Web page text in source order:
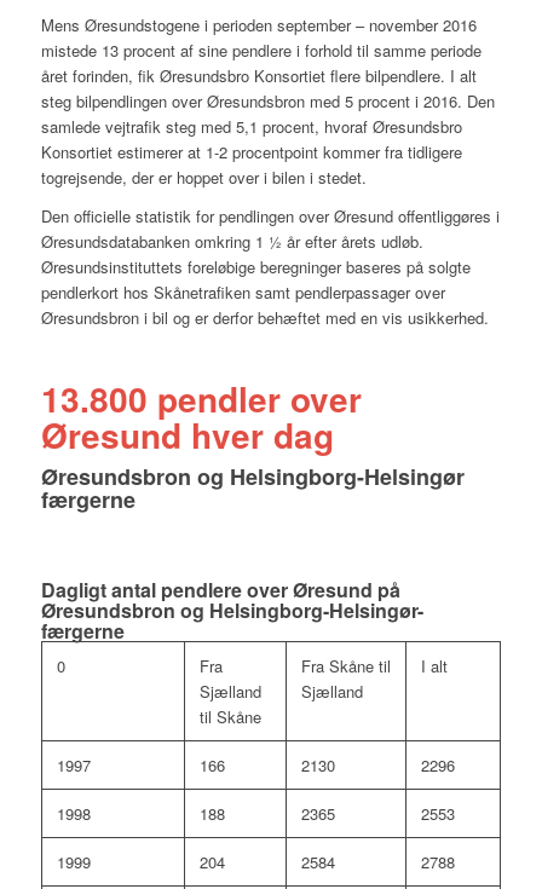
Mens Øresundstogene i perioden september – november 2016
mistede 13 procent af sine pendlere i forhold til samme periode
året forinden, fik Øresundsbro Konsortiet flere bilpendlere. I alt
steg bilpendlingen over Øresundsbron med 5 procent i 2016. Den
samlede vejtrafik steg med 5,1 procent, hvoraf Øresundsbro
Konsortiet estimerer at 1-2 procentpoint kommer fra tidligere
togrejsende, der er hoppet over i bilen i stedet.
Den officielle statistik for pendlingen over Øresund offentliggøres i
Øresundsdatabanken omkring 1 ½ år efter årets udløb.
Øresundsinstituttets foreløbige beregninger baseres på solgte
pendlerkort hos Skånetrafiken samt pendlerpassager over
Øresundsbron i bil og er derfor behæftet med en vis usikkerhed.
13.800 pendler over
Øresund hver dag
Øresundsbron og Helsingborg-Helsingør
færgerne
Dagligt antal pendlere over Øresund på
Øresundsbron og Helsingborg-Helsingør-
færgerne
0
Fra
Sjælland
til Skåne
Fra Skåne til
Sjælland
I alt
1997 166 2130 2296
1998 188 2365 2553
1999 204 2584 2788